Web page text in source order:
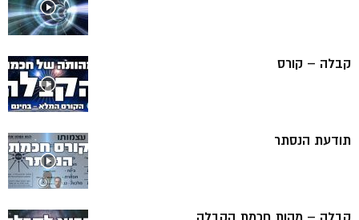
קבלה – קורס
תודעת הנסתר